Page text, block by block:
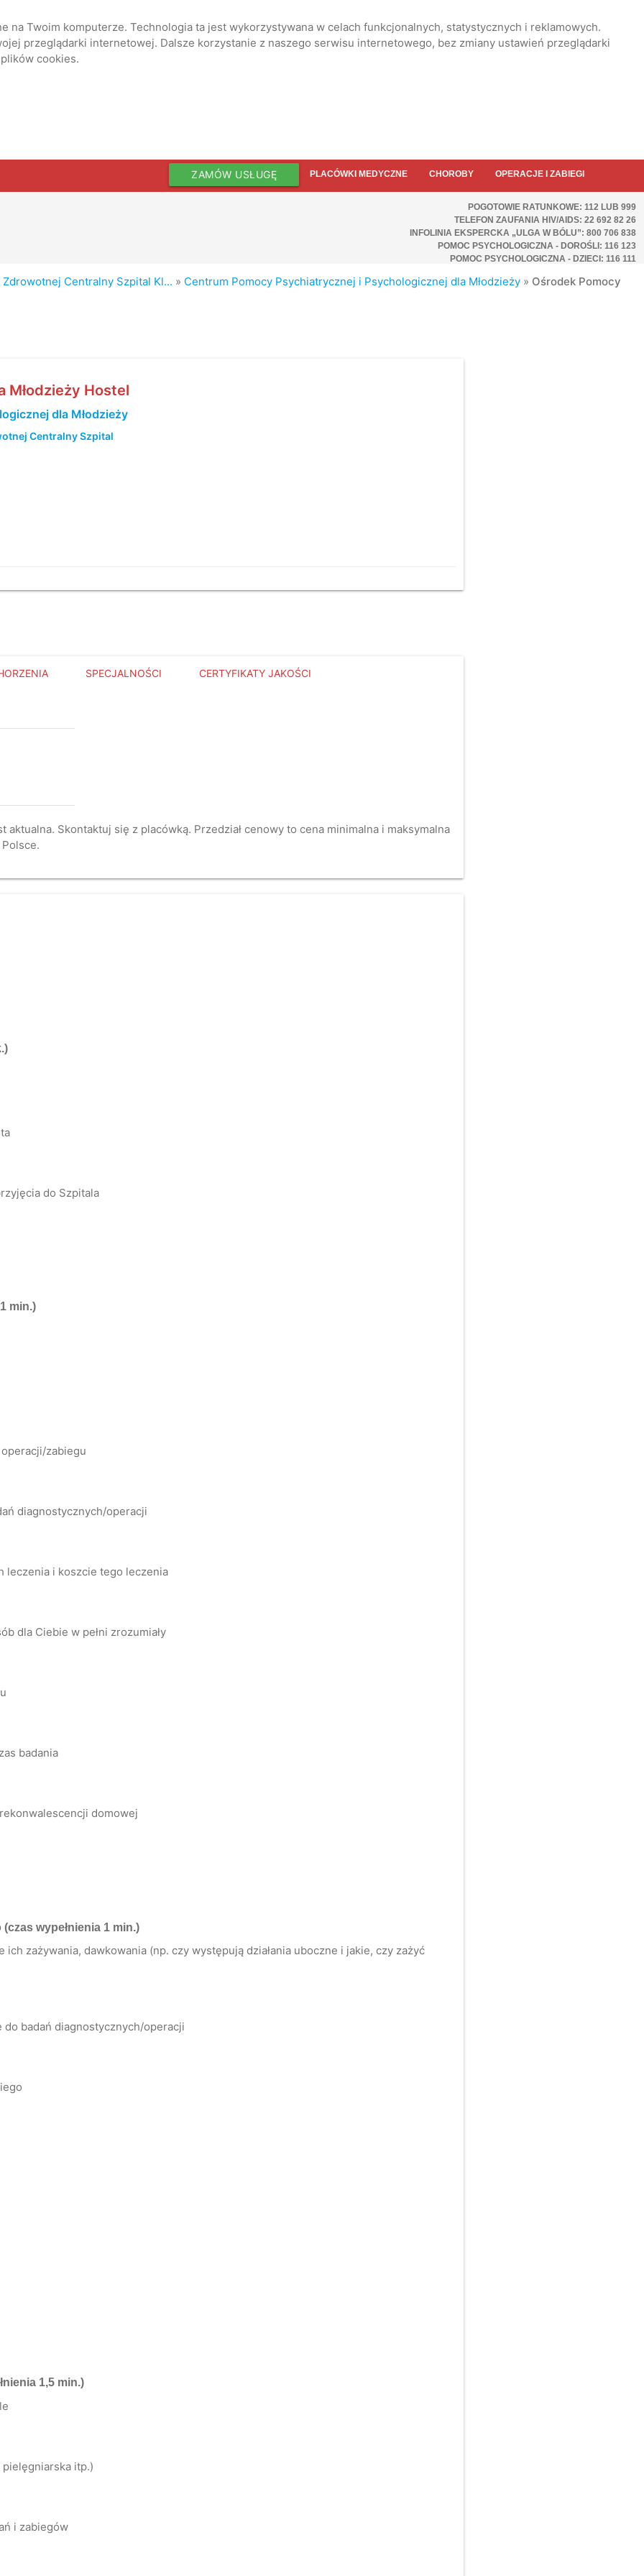
na Twoim komputerze. Technologia ta jest wykorzystywana w celach funkcjonalnych, statystycznych i reklamowych.
przeglądarki internetowej. Dalsze korzystanie z naszego serwisu internetowego, bez zmiany ustawień przeglądarki
cookies.
ZAMÓW USŁUGĘ PLACÓWKI MEDYCZNE CHOROBY OPERACJE I ZABIEGI
POGOTOWIE RATUNKOWE: 112 LUB 999
TELEFON ZAUFANIA HIV/AIDS: 22 692 82 26
INFOLINIA EKSPERCKA „ULGA W BÓLU”: 800 706 838
POMOC PSYCHOLOGICZNA - DOROŚLI: 116 123
POMOC PSYCHOLOGICZNA - DZIECI: 116 111
Centralny Szpital Kl... » Centrum Pomocy Psychiatrycznej i Psychologicznej dla Młodzieży » Ośrodek Pomocy
Młodzieży Hostel
dla Młodzieży
Centralny Szpital
SPECJALNOŚCI CERTYFIKATY JAKOŚCI
Skontaktuj się z placówką. Przedział cenowy to cena minimalna i maksymalna
do Szpitala
min.)
zabiegu
diagnostycznych/operacji
leczenia i koszcie tego leczenia
dla Ciebie w pełni zrozumiały
badania
domowej
(czas wypełnienia 1 min.)
zażywania, dawkowania (np. czy występują działania uboczne i jakie, czy zażyć
do badań diagnostycznych/operacji
1,5 min.)
pielęgniarska itp.)
i zabiegów